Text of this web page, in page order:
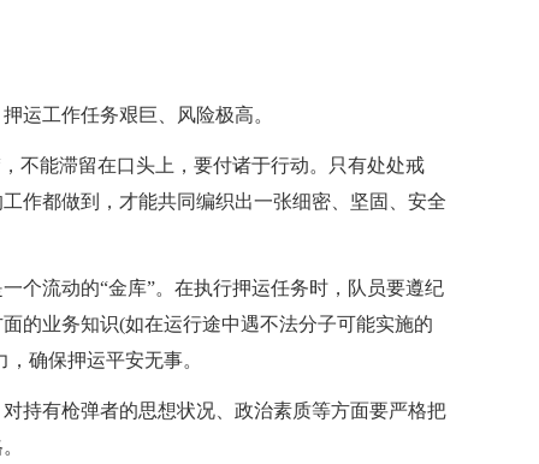
运工作任务艰巨、风险极高。
不能滞留在口头上，要付诸于行动。只有处处戒
作都做到，才能共同编织出一张细密、坚固、安全
个流动的“金库”。在执行押运任务时，队员要遵纪
的业务知识(如在运行途中遇不法分子可能实施的
确保押运平安无事。
持有枪弹者的思想状况、政治素质等方面要严格把